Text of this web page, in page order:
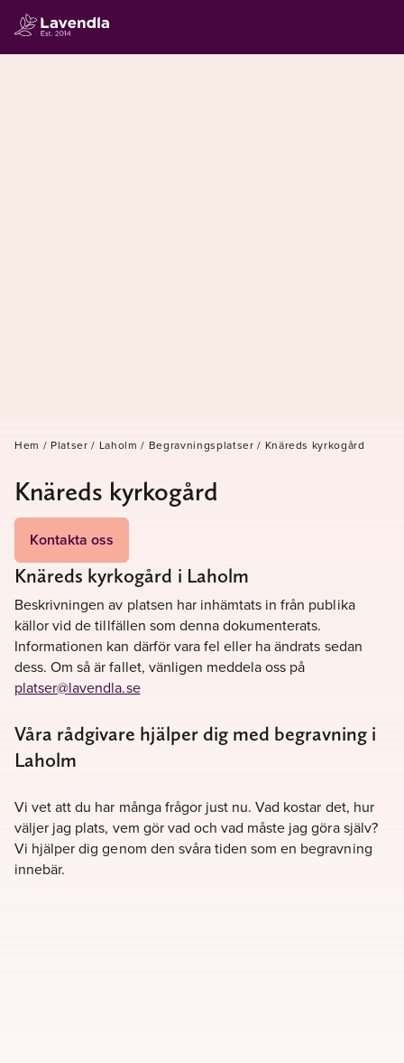
Hem / Platser / Laholm / Begravningsplatser / Knäreds kyrkogård
Knäreds kyrkogård
Kontakta oss
Knäreds kyrkogård i Laholm
Beskrivningen av platsen har inhämtats in från publika
källor vid de tillfällen som denna dokumenterats.
Informationen kan därför vara fel eller ha ändrats sedan
dess. Om så är fallet, vänligen meddela oss på
platser@lavendla.se
Våra rådgivare hjälper dig med begravning i
Laholm
Vi vet att du har många frågor just nu. Vad kostar det, hur
väljer jag plats, vem gör vad och vad måste jag göra själv?
Vi hjälper dig genom den svåra tiden som en begravning
innebär.